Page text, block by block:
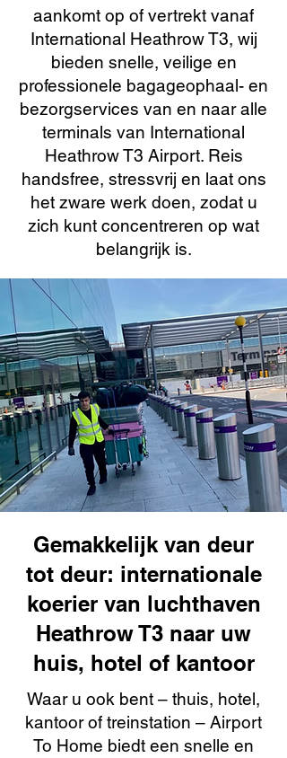
aankomt op of vertrekt vanaf
International Heathrow T3, wij
bieden snelle, veilige en
professionele bagageophaal- en
bezorgservices van en naar alle
terminals van International
Heathrow T3 Airport. Reis
handsfree, stressvrij en laat ons
het zware werk doen, zodat u
zich kunt concentreren op wat
belangrijk is.
Gemakkelijk van deur
tot deur: internationale
koerier van luchthaven
Heathrow T3 naar uw
huis, hotel of kantoor
Waar u ook bent – thuis, hotel,
kantoor of treinstation – Airport
To Home biedt een snelle en